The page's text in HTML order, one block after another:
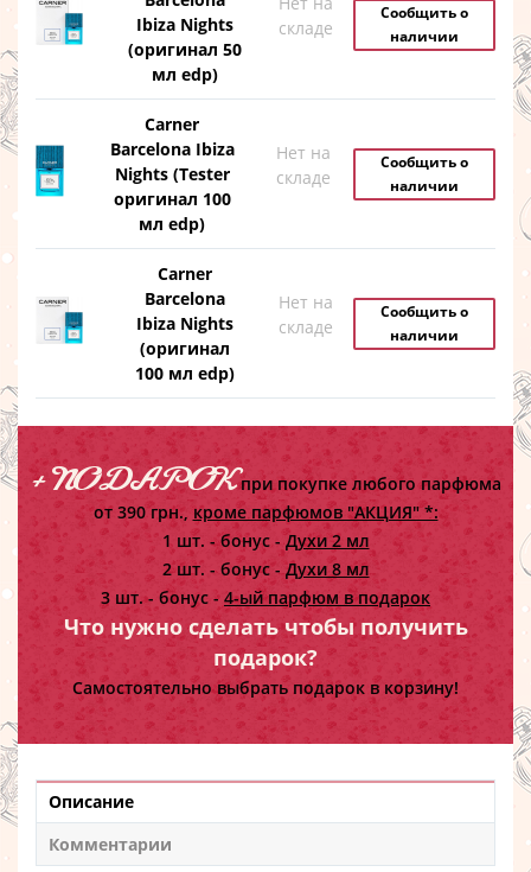
Ibiza Nights
(оригинал 50
мл edp)
складе
Сообщить о
наличии
Carner
Barcelona Ibiza
Nights (Tester
оригинал 100
мл edp)
Нет на
складе
Сообщить о
наличии
Carner
Barcelona
Ibiza Nights
(оригинал
100 мл edp)
Нет на
складе
Сообщить о
наличии
+ ПОДАРОКпри покупке любого парфюма
от 390 грн., кроме парфюмов "АКЦИЯ" *:
1 шт. - бонус - Духи 2 мл
2 шт. - бонус -Духи 8 мл
3 шт. - бонус - 4-ый парфюм в подарок
Что нужно сделать чтобы получить
подарок?
Самостоятельно выбрать подарок в корзину!
Описание
Комментарии